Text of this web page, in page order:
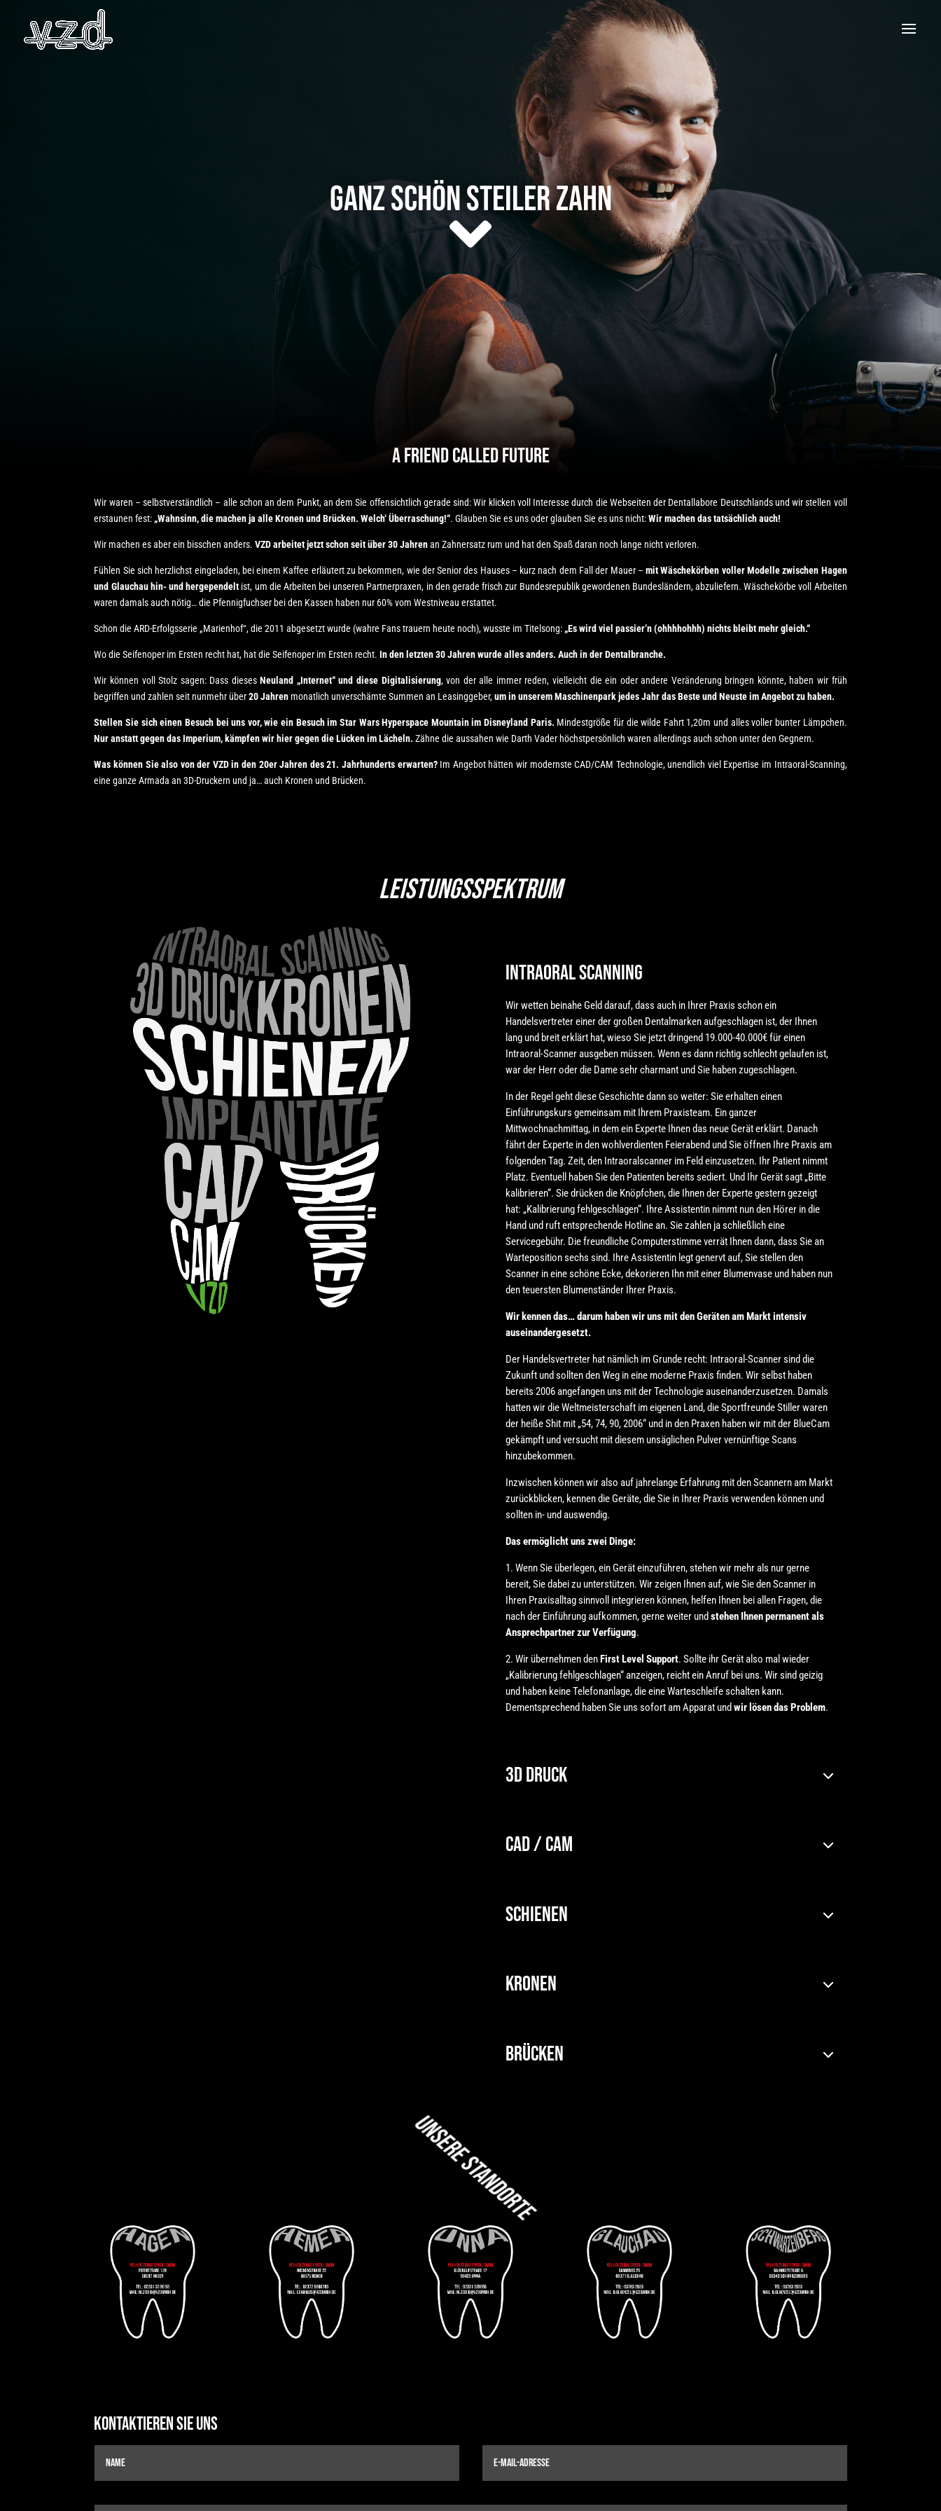
Ganz schön steiler Zahn

A Friend called Future
Wir waren – selbstverständlich – alle schon an dem Punkt, an dem Sie offensichtlich gerade sind: Wir klicken voll Interesse durch die Webseiten der Dentallabore Deutschlands und wir stellen voll
erstaunen fest: „Wahnsinn, die machen ja alle Kronen und Brücken. Welch‘ Überraschung!“. Glauben Sie es uns oder glauben Sie es uns nicht:Wir machen das tatsächlich auch!
Wir machen es aber ein bisschen anders.VZD arbeitet jetzt schon seit über 30 Jahrenan Zahnersatz rum und hat den Spaß daran noch lange nicht verloren.
Fühlen Sie sich herzlichst eingeladen, bei einem Kaffee erläutert zu bekommen, wie der Senior des Hauses – kurz nach dem Fall der Mauer –mit Wäschekörben voller Modelle zwischen Hagen
und Glauchau hin- und hergependelt ist, um die Arbeiten bei unseren Partnerpraxen, in den gerade frisch zur Bundesrepublik gewordenen Bundesländern, abzuliefern. Wäschekörbe voll Arbeiten
waren damals auch nötig… die Pfennigfuchser bei den Kassen haben nur 60% vom Westniveau erstattet.
Schon die ARD-Erfolgsserie „Marienhof“, die 2011 abgesetzt wurde (wahre Fans trauern heute noch), wusste im Titelsong: „Es wird viel passier’n (ohhhhohhh) nichts bleibt mehr gleich.“
Wo die Seifenoper im Ersten recht hat, hat die Seifenoper im Ersten recht.In den letzten 30 Jahren wurde alles anders. Auch in der Dentalbranche.
Wir können voll Stolz sagen: Dass diesesNeuland „Internet“ und diese Digitalisierung, von der alle immer reden, vielleicht die ein oder andere Veränderung bringen könnte, haben wir früh
begriffen und zahlen seit nunmehr über20 Jahren monatlich unverschämte Summen an Leasinggeber,um in unserem Maschinenpark jedes Jahr das Beste und Neuste im Angebot zu haben.
Stellen Sie sich einen Besuch bei uns vor, wie ein Besuch im Star Wars Hyperspace Mountain im Disneyland Paris. Mindestgröße für die wilde Fahrt 1,20m und alles voller bunter Lämpchen.
Nur anstatt gegen das Imperium, kämpfen wir hier gegen die Lücken im Lächeln. Zähne die aussahen wie Darth Vader höchstpersönlich waren allerdings auch schon unter den Gegnern.
Was können Sie also von der VZD in den 20er Jahren des 21. Jahrhunderts erwarten?Im Angebot hätten wir modernste CAD/CAM Technologie, unendlich viel Expertise im Intraoral-Scanning,
eine ganze Armada an 3D-Druckern und ja… auch Kronen und Brücken.
Leistungsspektrum
Intraoral Scanning
Wir wetten beinahe Geld darauf, dass auch in Ihrer Praxis schon ein
Handelsvertreter einer der großen Dentalmarken aufgeschlagen ist, der Ihnen
lang und breit erklärt hat, wieso Sie jetzt dringend 19.000-40.000€ für einen
Intraoral-Scanner ausgeben müssen. Wenn es dann richtig schlecht gelaufen ist,
war der Herr oder die Dame sehr charmant und Sie haben zugeschlagen.
In der Regel geht diese Geschichte dann so weiter: Sie erhalten einen
Einführungskurs gemeinsam mit Ihrem Praxisteam. Ein ganzer
Mittwochnachmittag, in dem ein Experte Ihnen das neue Gerät erklärt. Danach
fährt der Experte in den wohlverdienten Feierabend und Sie öffnen Ihre Praxis am
folgenden Tag. Zeit, den Intraoralscanner im Feld einzusetzen. Ihr Patient nimmt
Platz. Eventuell haben Sie den Patienten bereits sediert. Und Ihr Gerät sagt „Bitte
kalibrieren“. Sie drücken die Knöpfchen, die Ihnen der Experte gestern gezeigt
hat: „Kalibrierung fehlgeschlagen“. Ihre Assistentin nimmt nun den Hörer in die
Hand und ruft entsprechende Hotline an. Sie zahlen ja schließlich eine
Servicegebühr. Die freundliche Computerstimme verrät Ihnen dann, dass Sie an
Warteposition sechs sind. Ihre Assistentin legt genervt auf, Sie stellen den
Scanner in eine schöne Ecke, dekorieren Ihn mit einer Blumenvase und haben nun
den teuersten Blumenständer Ihrer Praxis.
Wir kennen das… darum haben wir uns mit den Geräten am Markt intensiv
auseinandergesetzt.
Der Handelsvertreter hat nämlich im Grunde recht: Intraoral-Scanner sind die
Zukunft und sollten den Weg in eine moderne Praxis finden. Wir selbst haben
bereits 2006 angefangen uns mit der Technologie auseinanderzusetzen. Damals
hatten wir die Weltmeisterschaft im eigenen Land, die Sportfreunde Stiller waren
der heiße Shit mit „54, 74, 90, 2006“ und in den Praxen haben wir mit der BlueCam
gekämpft und versucht mit diesem unsäglichen Pulver vernünftige Scans
hinzubekommen.
Inzwischen können wir also auf jahrelange Erfahrung mit den Scannern am Markt
zurückblicken, kennen die Geräte, die Sie in Ihrer Praxis verwenden können und
sollten in- und auswendig.
Das ermöglicht uns zwei Dinge:
1. Wenn Sie überlegen, ein Gerät einzuführen, stehen wir mehr als nur gerne
bereit, Sie dabei zu unterstützen. Wir zeigen Ihnen auf, wie Sie den Scanner in
Ihren Praxisalltag sinnvoll integrieren können, helfen Ihnen bei allen Fragen, die
nach der Einführung aufkommen, gerne weiter und stehen Ihnen permanent als
Ansprechpartner zur Verfügung.
2. Wir übernehmen denFirst Level Support. Sollte ihr Gerät also mal wieder
„Kalibrierung fehlgeschlagen“ anzeigen, reicht ein Anruf bei uns. Wir sind geizig
und haben keine Telefonanlage, die eine Warteschleife schalten kann.
Dementsprechend haben Sie uns sofort am Apparat und wir lösen das Problem.
3D Druck
CAD / CAM
Schienen
Kronen
Brücken
Unsere Standorte
Kontaktieren Sie uns